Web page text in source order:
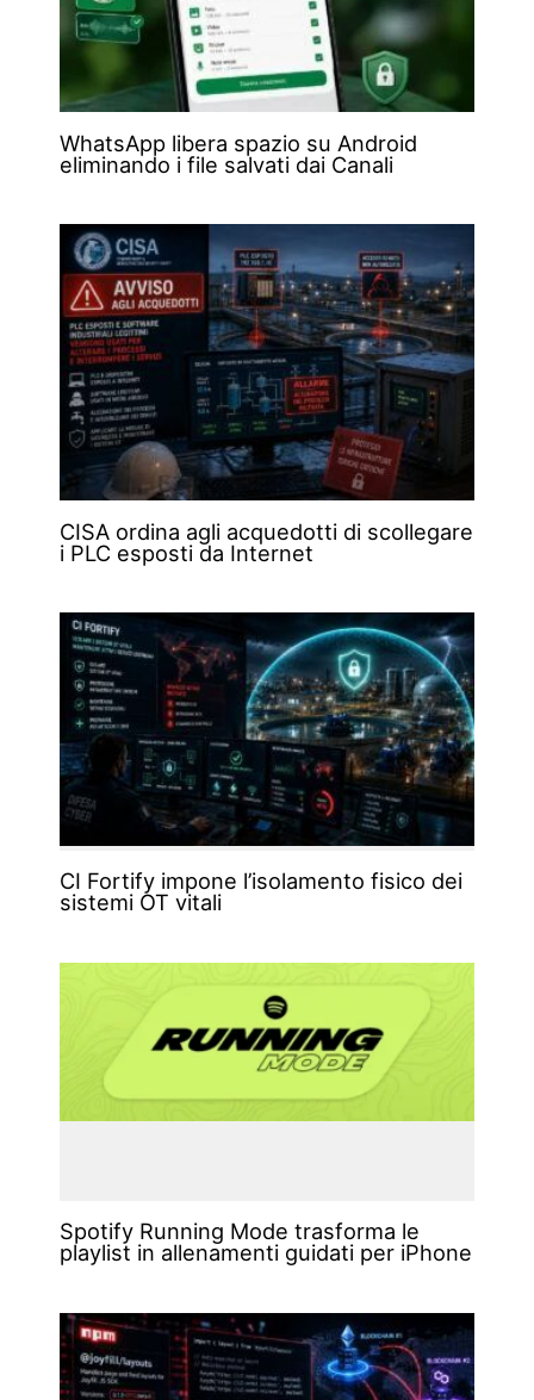
WhatsApp libera spazio su Android
eliminando i file salvati dai Canali
CISA ordina agli acquedotti di scollegare
i PLC esposti da Internet
CI Fortify impone l’isolamento fisico dei
sistemi OT vitali
Spotify Running Mode trasforma le
playlist in allenamenti guidati per iPhone